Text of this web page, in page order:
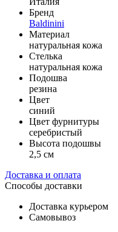
Бренд
Baldinini
Материал
натуральная кожа
Стелька
натуральная кожа
Подошва
резина
Цвет
синий
Цвет фурнитуры
серебристый
Высота подошвы
2,5 см
Доставка и оплата
Способы доставки
Доставка курьером
Самовывоз